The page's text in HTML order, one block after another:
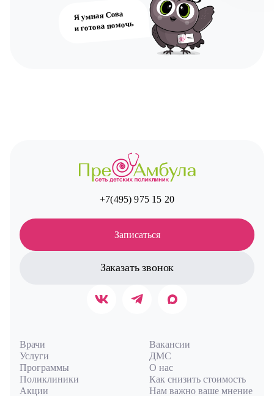
Я умная Сова
и готова помочь
+7(495) 975 15 20
Записаться
Заказать звонок
Врачи
Услуги
Программы
Поликлиники
Акции
Вакансии
ДМС
О нас
Как снизить стоимость
Нам важно ваше мнение